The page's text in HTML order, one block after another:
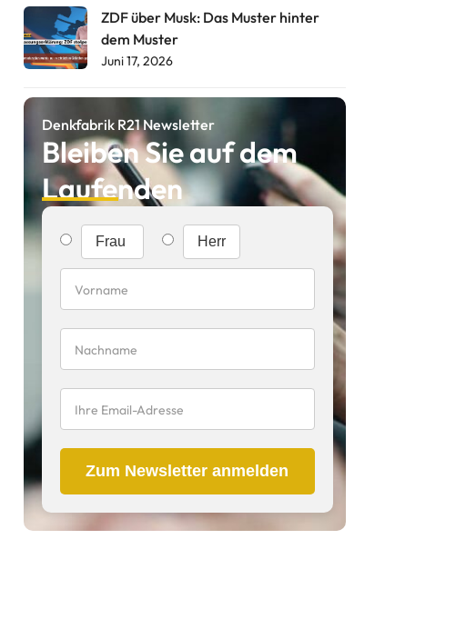
ZDF über Musk: Das Muster hinter
dem Muster
Juni 17, 2026
Denkfabrik R21 Newsletter
Bleiben Sie auf dem
Laufenden
Frau Herr
Zum Newsletter anmelden